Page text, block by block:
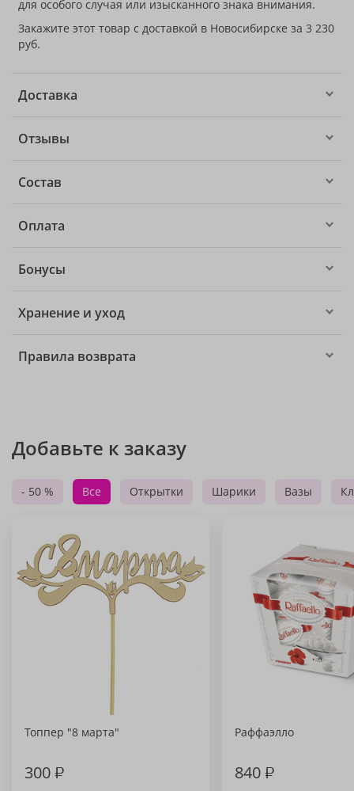
для особого случая или изысканного знака внимания.
Закажите этот товар с доставкой в Новосибирске за 3 230
руб.
Доставка
Отзывы
Состав
Оплата
Бонусы
Хранение и уход
Правила возврата
Добавьте к заказу
- 50 % Все Открытки Шарики Вазы
Топпер "8 марта"
300₽
Раффаэлло
840₽